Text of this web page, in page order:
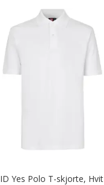
ID Yes Polo T-skjorte, Hvit